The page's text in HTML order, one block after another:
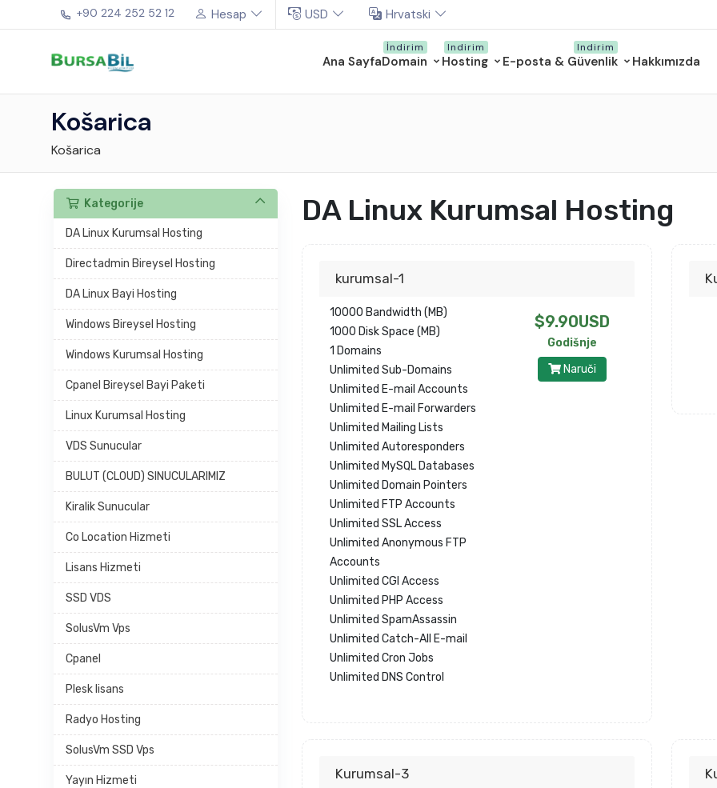
+90 224 252 52 12 Hesap USD Hrvatski
Ana SayfaDomain Hosting E-posta & Güvenlik Hakkımızda
Košarica
Košarica
Kategorije
DA Linux Kurumsal Hosting
Directadmin Bireysel Hosting
DA Linux Bayi Hosting
Windows Bireysel Hosting
Windows Kurumsal Hosting
Cpanel Bireysel Bayi Paketi
Linux Kurumsal Hosting
VDS Sunucular
BULUT (CLOUD) SINUCULARIMIZ
Kiralik Sunucular
Co Location Hizmeti
Lisans Hizmeti
SSD VDS
SolusVm Vps
Cpanel
Plesk lisans
Radyo Hosting
SolusVm SSD Vps
Yayın Hizmeti
DA Linux Kurumsal Hosting
kurumsal-1
10000 Bandwidth (MB)
1000 Disk Space (MB)
1 Domains
Unlimited Sub-Domains
Unlimited E-mail Accounts
Unlimited E-mail Forwarders
Unlimited Mailing Lists
Unlimited Autoresponders
Unlimited MySQL Databases
Unlimited Domain Pointers
Unlimited FTP Accounts
Unlimited SSL Access
Unlimited Anonymous FTP
Accounts
Unlimited CGI Access
Unlimited PHP Access
Unlimited SpamAssassin
Unlimited Catch-All E-mail
Unlimited Cron Jobs
Unlimited DNS Control
$9.90USD
Godišnje
Naruči
Kurumsal-3